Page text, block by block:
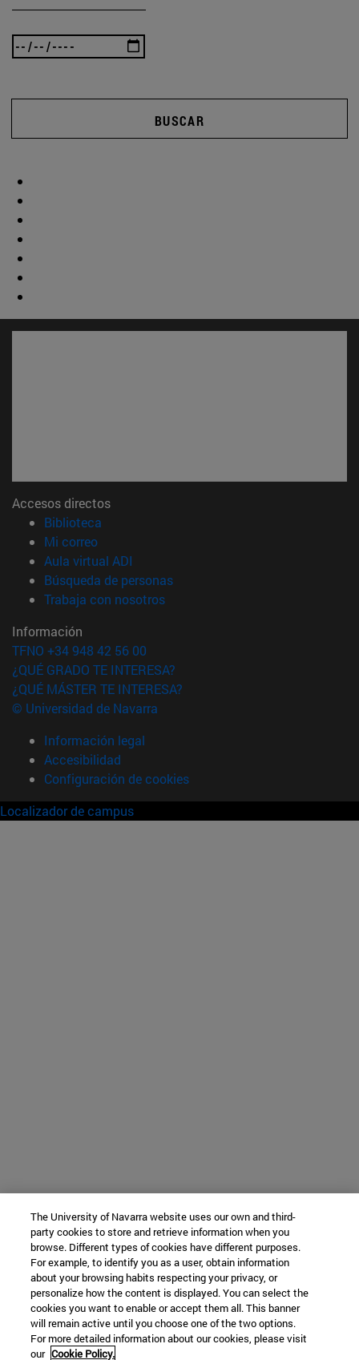
BUSCAR
Accesos directos
Biblioteca
Mi correo(abre en nueva ventana)
Aula virtual ADI
Búsqueda de personas(abre en nueva ventana)
Trabaja con nosotros(abre en nueva ventana)
Información
TFNO +34 948 42 56 00
¿QUÉ GRADO TE INTERESA?
¿QUÉ MÁSTER TE INTERESA?
© Universidad de Navarra
Información legal
Accesibilidad
Configuración de cookies
Localizador de campus
The University of Navarra website uses our own and third-
party cookies to store and retrieve information when you
browse. Different types of cookies have different purposes.
For example, to identify you as a user, obtain information
about your browsing habits respecting your privacy, or
personalize how the content is displayed. You can select the
cookies you want to enable or accept them all. This banner
will remain active until you choose one of the two options.
For more detailed information about our cookies, please visit
our Cookie Policy.